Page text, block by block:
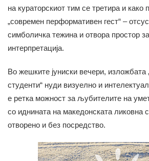
на кураторскиот тим се третира и како
„современ перформативен гест“ –
симболичка тежина и отвора простор
интерпретација.
Во жешките јуниски вечери,
студенти“ нуди визуелно и
е ретка можност за љубителите на
со иднината на македонската ликовна
отворено и без посредство.